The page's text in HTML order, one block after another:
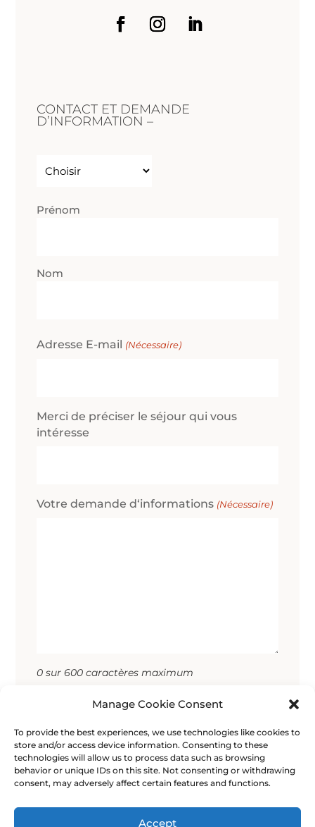
Manage Cookie Consent
To provide the best experiences, we use technologies like cookies to
store and/or access device information. Consenting to these
technologies will allow us to process data such as browsing
behavior or unique IDs on this site. Not consenting or withdrawing
consent, may adversely affect certain features and functions.
Accept
CONTACT ET DEMANDE
D’INFORMATION –
titre
Nom
Prénom
Nom
Adresse E-mail (Nécessaire)
Merci de préciser le séjour qui vous
intéresse
Votre demande d‘informations (Nécessaire)
0 sur 600 caractères maximum
Consentement
(Nécessaire)
Je donne mon consentement pour que
les données que je saisis dans ce
formulaire soient utilisées dans le but de
me contacter.